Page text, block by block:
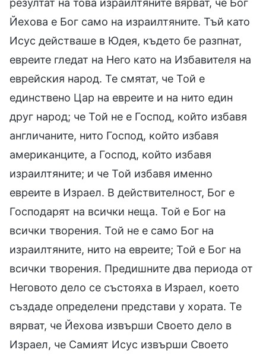
Йехова е Бог само на израилтяните. Тъй като
Исус действаше в Юдея, където бе разпнат,
евреите гледат на Него като на Избавителя на
еврейския народ. Те смятат, че Той е
единствено Цар на евреите и на нито един
друг народ; че Той не е Господ, който избавя
англичаните, нито Господ, който избавя
американците, а Господ, който избавя
израилтяните; и че Той избавя именно
евреите в Израел. В действителност, Бог е
Господарят на всички неща. Той е Бог на
всички творения. Той не е само Бог на
израилтяните, нито на евреите; Той е Бог на
всички творения. Предишните два периода от
Неговото дело се състояха в Израел, което
създаде определени представи у хората. Те
вярват, че Йехова извърши Своето дело в
Израел, че Самият Исус извърши Своето